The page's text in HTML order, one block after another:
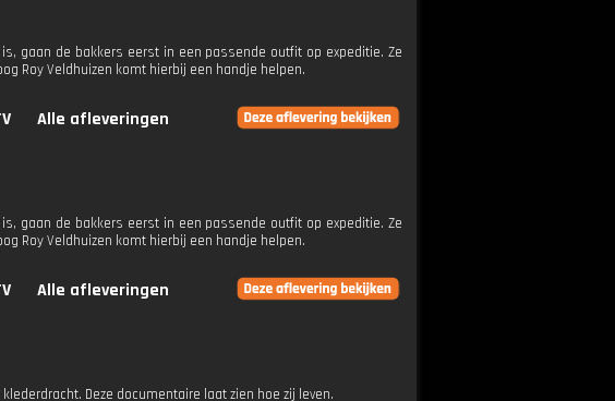
gaan de bakkers eerst in een passende outfit op expeditie. Ze
Roy Veldhuizen komt hierbij een handje helpen.
Alle afleveringen
gaan de bakkers eerst in een passende outfit op expeditie. Ze
Roy Veldhuizen komt hierbij een handje helpen.
Alle afleveringen
Deze documentaire laat zien hoe zij leven.